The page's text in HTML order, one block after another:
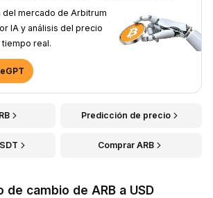
mercado de Arbitrum
IA y análisis del precio
tiempo real.
Predicción de precio
Comprar ARB
de cambio de ARB a USD